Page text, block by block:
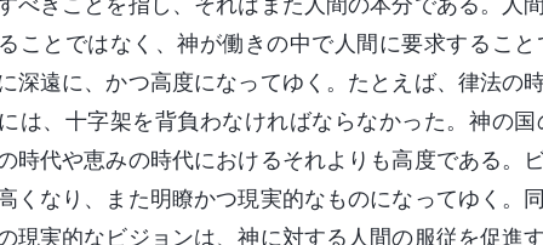
ことではなく、神が働きの中で人間に要求するこ
深遠に、かつ高度になってゆく。たとえば、律法の
は、十字架を背負わなければならなかった。神の
時代や恵みの時代におけるそれよりも高度である。
くなり、また明瞭かつ現実的なものになってゆく。
現実的なビジョンは、神に対する人間の服従を促進